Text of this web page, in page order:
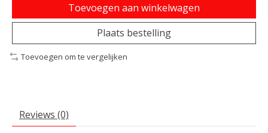
Toevoegen aan winkelwagen
Plaats bestelling
Toevoegen om te vergelijken
Reviews (0)